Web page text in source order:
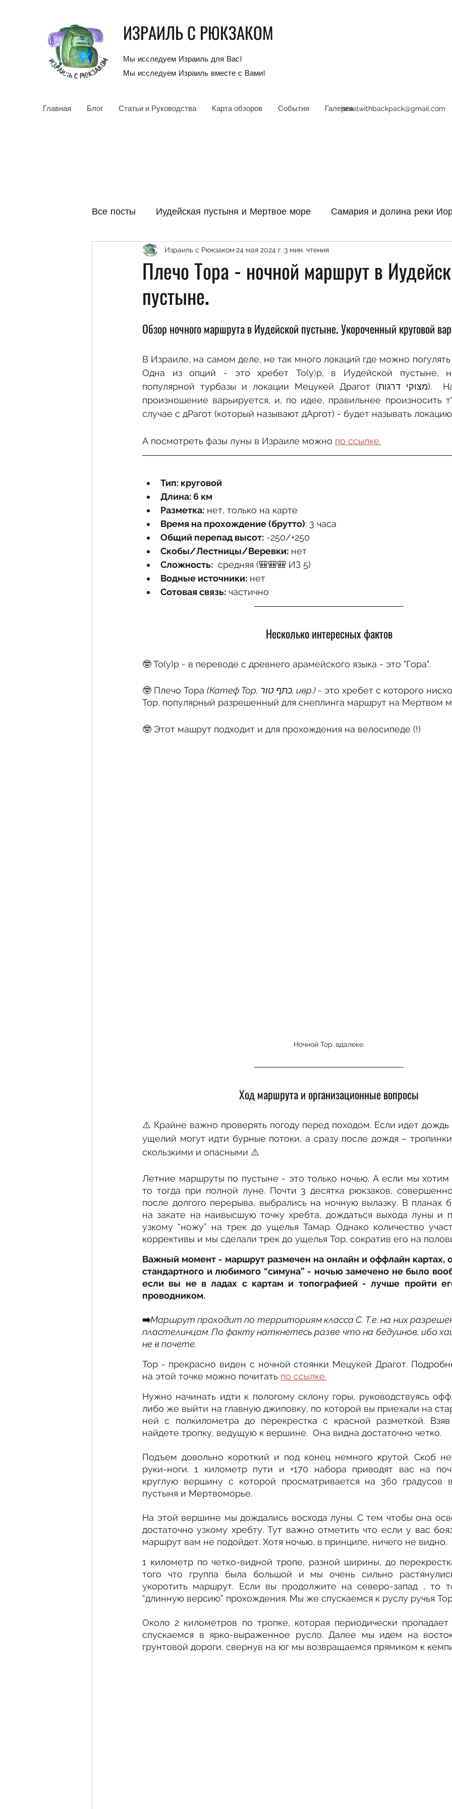
Главная Блог Статьи и Руководства Карта обзоров События Галереяisraelwithbackpack@gmail.com
ИЗРАИЛЬ С РЮКЗАКОМ
Мы исследуем Израиль для Вас!
Мы исследуем Израиль вместе с Вами!
Все посты Иудейская пустыня и Мертвое море Самария и долина реки
Иерусалим и окрестности Голанские Высоты
Северный Негев и Шфела
Парки и Заповедники РАТАГ Музеи и мемориалы Прибрежная полоса
Семейные маршруты Источники воды Эйлат и Окрестности
Кинерет и окрестности Археологиеческие объекты Археологические
Хайфа и Кармель Автномные походы Пещеры Виа-Феррата
Автомобильный маршрут
Плечо Тора - ночной маршрут в
пустыне.
Израиль с Рюкзаком 24 мая 2024 г. 3 мин. чтения
Обзор ночного маршрута в Иудейской пустыне. Укороченный круговой
В Израиле, на самом деле, не так много локаций где можно
Одна из опций - это хребет То(у)р, в Иудейской пустыне,
популярной турбазы и локации Мецукей Драгот (מצוקי דרגות).  На самом деле
произношение варьируется, и, по идее, правильнее произносить
случае с дРагот (который называют дАргот) - будет называть
А посмотреть фазы луны в Израиле можно по ссылке.
Тип: круговой
Длина: 6 км
Разметка: нет, только на карте
Время на прохождение (брутто): 3 часа
Общий перепад высот: -250/+250
Скобы/Лестницы/Веревки: нет
Сложность:
  средняя (🎒🎒🎒 ИЗ 5)
Водные источники: нет
Сотовая связь: частично
Несколько интересных фактов
🤓То(у)р - в переводе с древнего арамейского языка - это "Гора".
🤓 Плечо Тора (Катеф Тор, כתף טור, ивр.) - это хребет с которого
Тор, популярный разрешенный для снеплинга маршрут на Мертвом
🤓 Этот машрут подходит и для прохождения на велосипеде (!)
Ночной Тор. вдалеке.
Ход маршрута и организационные вопросы
⚠️ Крайне важно проверять погоду перед походом. Если идет дождь
ущелий могут идти бурные потоки, а сразу после дождя –
скользкими и опасными ⚠️
Летние маршруты по пустыне - это только ночью. А если мы
то тогда при полной луне. Почти 3 десятка рюкзаков,
после долгого перерыва, выбрались на ночную вылазку. В планах
на закате на наивысшую точку хребта, дождаться выхода луны и
узкому “ножу” на трек до ущелья Тамар. Однако количество
коррективы и мы сделали трек до ущелья Тор, сократив его на
Важный момент - маршрут размечен на онлайн и оффлайн картах,
стандартного и любимого “симуна” - ночью замечено не было
если вы не в ладах с картам и топографией - лучше пройти
проводником.
➡️Маршрут проходит по территориям класса C. Т.е. на них
пластелинцам. По факту наткнетесь разве что на бедуинов, ибо
не в почете.
Тор - прекрасно виден с ночной стоянки Мецукей Драгот.
на этой точке можно почитать по ссылке.
Нужно начинать идти к пологому склону горы, руководствуясь
либо же выйти на главную джиповку, по которой вы приехали на
ней с полкилометра до перекрестка с красной разметкой.
найдете тропку, ведущую к вершине.  Она видна достаточно четко.
Подъем довольно короткий и под конец немного крутой. Скоб
руки-ноги. 1 километр пути и +170 набора приводят вас на
круглую вершину с которой просматривается на 360 градусов
пустыня и Мертвоморье.
На этой вершине мы дождались восхода луны. С тем чтобы она
достаточно узкому хребту. Тут важно отметить что если у вас
маршрут вам не подойдет. Хотя ночью, в принципе, ничего не видно.
1 километр по четко-видной тропе, разной ширины, до
того что группа была большой и мы очень сильно
укоротить маршрут. Если вы продолжите на северо-запад , то
“длинную версию” прохождения. Мы же спускаемся к руслу ручья
Около 2 километров по тропке, которая периодически
спускаемся в ярко-выраженное русло. Далее мы идем на
грунтовой дороги, свернув на юг мы возвращаемся прямиком к